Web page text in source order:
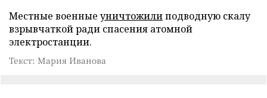
Местные военные уничтожилиподводную скалу
взрывчаткой ради спасения атомной
электростанции.
Текст: Мария Иванова